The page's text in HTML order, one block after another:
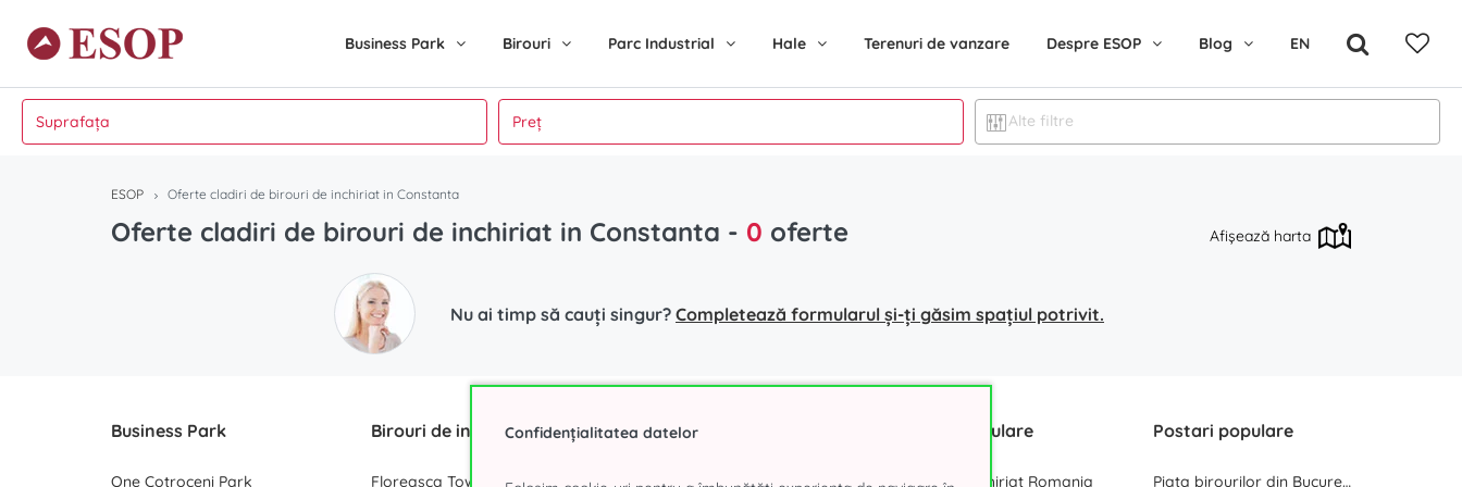
Business Park Birouri Parc Industrial Hale Terenuri de vanzare Despre ESOP Blog EN
Alte filtre
ESOP Oferte cladiri de birouri de inchiriat in Constanta
Oferte cladiri de birouri de inchiriat in Constanta - 0 oferte Afișează harta
Nu ai timp să cauți singur? Completează formularul și-ți găsim spațiul potrivit.
Business Park
One Cotroceni Park
Birouri de inchiriat Bucuresti
Floreasca Tower
Parc Industrial
Eli Park Chitila
Cautari populare
Birouri de inchiriat Romania
Postari populare
Piata birourilor din Bucuresti la inceput de 2025
Confidențialitatea datelor